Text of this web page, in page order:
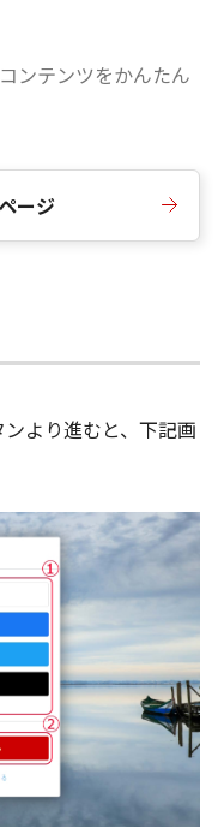
ンテンツをかんたん
ージ
ンより進むと、下記画